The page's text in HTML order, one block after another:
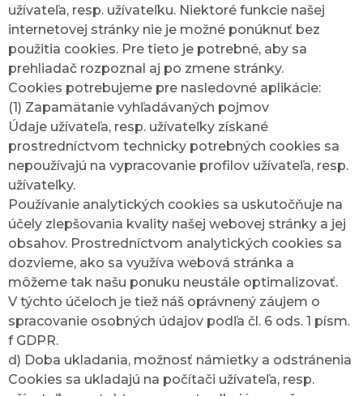
užívateľa, resp. užívateľku. Niektoré funkcie našej
internetovej stránky nie je možné ponúknuť bez
použitia cookies. Pre tieto je potrebné, aby sa
prehliadač rozpoznal aj po zmene stránky.
Cookies potrebujeme pre nasledovné aplikácie:
(1) Zapamätanie vyhľadávaných pojmov
Údaje užívateľa, resp. užívateľky získané
prostredníctvom technicky potrebných cookies sa
nepoužívajú na vypracovanie profilov užívateľa, resp.
užívateľky.
Používanie analytických cookies sa uskutočňuje na
účely zlepšovania kvality našej webovej stránky a jej
obsahov. Prostredníctvom analytických cookies sa
dozvieme, ako sa využíva webová stránka a
môžeme tak našu ponuku neustále optimalizovať.
V týchto účeloch je tiež náš oprávnený záujem o
spracovanie osobných údajov podľa čl. 6 ods. 1 písm.
f GDPR.
d) Doba ukladania, možnosť námietky a odstránenia
Cookies sa ukladajú na počítači užívateľa, resp.